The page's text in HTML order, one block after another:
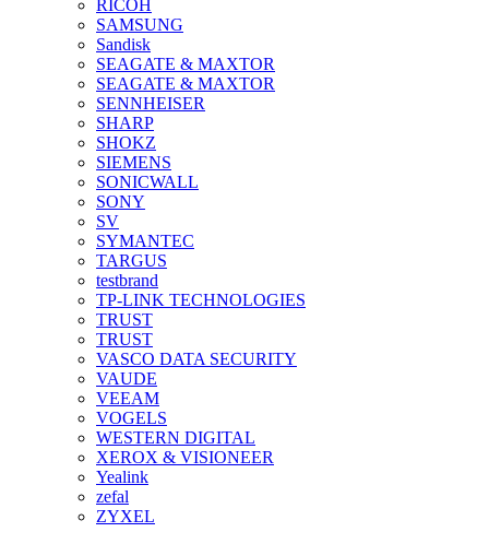
RICOH
SAMSUNG
Sandisk
SEAGATE & MAXTOR
SEAGATE & MAXTOR
SENNHEISER
SHARP
SHOKZ
SIEMENS
SONICWALL
SONY
SV
SYMANTEC
TARGUS
testbrand
TP-LINK TECHNOLOGIES
TRUST
TRUST
VASCO DATA SECURITY
VAUDE
VEEAM
VOGELS
WESTERN DIGITAL
XEROX & VISIONEER
Yealink
zefal
ZYXEL